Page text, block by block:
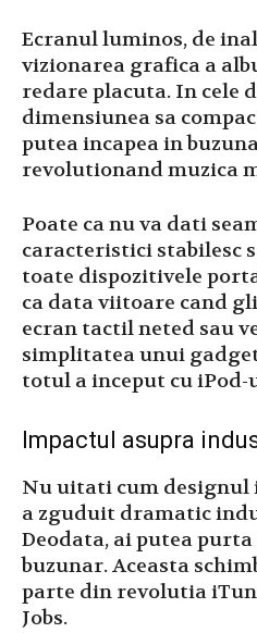
Ecranul luminos, de
vizionarea grafica a
redare placuta. In cele
dimensiunea sa
putea incapea in
revolutionand muzica
Poate ca nu va dati
caracteristici stabilesc
toate dispozitivele
ca data viitoare cand
ecran tactil neted sau
simplitatea unui
totul a inceput cu iPod-
Impactul asupra
Nu uitati cum
a zguduit dramatic
Deodata, ai putea
buzunar. Aceasta
parte din revolutia
Jobs.